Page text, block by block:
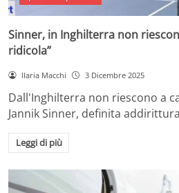
Sinner, in Inghilterra non
ridicola”
Ilaria Macchi 3 Dicembre 2025
Dall'Inghilterra non riescono a
Jannik Sinner, definita
Leggi di più